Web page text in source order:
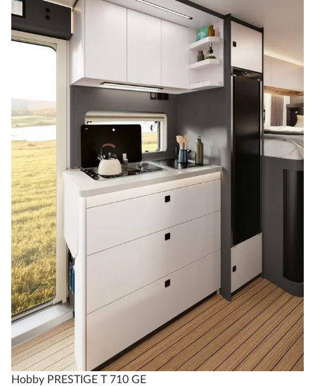
Hobby PRESTIGE T 710 GE